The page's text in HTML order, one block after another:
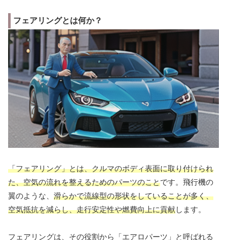
フェアリングとは何か？
「フェアリング」とは、クルマのボディ表面に取り付けられ
た、空気の流れを整えるためのパーツのことです。飛行機の
翼のような、 滑らかで流線型の形状をしていることが多く、
空気抵抗を減らし、走行安定性や燃費向上に貢献します。
フェアリングは、その役割から「エアロパーツ」と呼ばれる